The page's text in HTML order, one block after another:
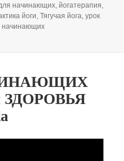
начинающих,йогатерапия,
йоги,Тягучая йога,урок
начинающих
ЗДОРОВЬЯ